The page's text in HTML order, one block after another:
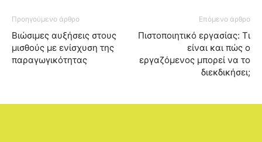
Προηγούμενο άρθρο
Βιώσιμες αυξήσεις στους
μισθούς με ενίσχυση της
παραγωγικότητας
Επόμενο άρθρο
Πιστοποιητικό εργασίας: Τι
είναι και πώς ο
εργαζόμενος μπορεί να το
διεκδικήσει;